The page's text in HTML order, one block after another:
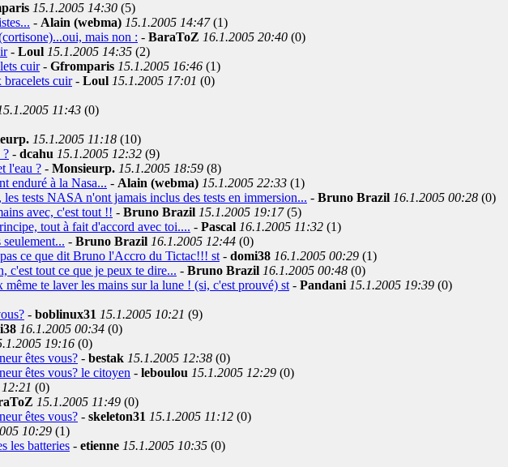
15.1.2005 14:30 (5)
- Alain (webma) 15.1.2005 14:47(1)
mais non : - BaraToZ 16.1.2005 20:40 (0)
- Loul 15.1.2005 14:35 (2)
cuir- Gfromparis 15.1.2005 16:46 (1)
cuir- Loul 15.1.2005 17:01 (0)
11:43 (0)
15.1.2005 11:18 (10)
? - dcahu 15.1.2005 12:32 (9)
l'eau ? - Monsieurp. 15.1.2005 18:59 (8)
enduré à la Nasa... - Alain (webma) 15.1.2005 22:33 (1)
tests NASA n'ont jamais inclus des tests en immersion... - Bruno Brazil 16.1.2005 00:28 (0)
avec, c'est tout !! - Bruno Brazil 15.1.2005 19:17(5)
tout à fait d'accord avec toi.... - Pascal 16.1.2005 11:32 (1)
seulement... - Bruno Brazil 16.1.2005 12:44 (0)
ce que dit Bruno l'Accro du Tictac!!! st - domi38 16.1.2005 00:29 (1)
c'est tout ce que je peux te dire... - Bruno Brazil 16.1.2005 00:48 (0)
même te laver les mains sur la lune ! (si, c'est prouvé) st - Pandani 15.1.2005 19:39 (0)
- boblinux31 15.1.2005 10:21 (9)
16.1.2005 00:34 (0)
19:16 (0)
êtes vous? - bestak 15.1.2005 12:38 (0)
êtes vous? le citoyen - leboulou 15.1.2005 12:29 (0)
(0)
15.1.2005 11:49 (0)
êtes vous? - skeleton31 15.1.2005 11:12 (0)
10:29 (1)
les batteries - etienne 15.1.2005 10:35 (0)